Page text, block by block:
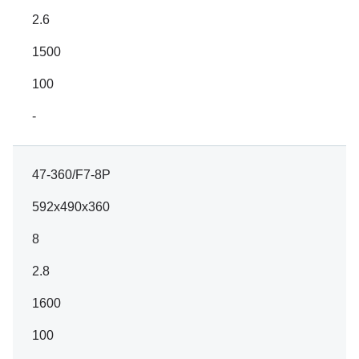
2.6
1500
100
-
47-360/F7-8P
592x490x360
8
2.8
1600
100